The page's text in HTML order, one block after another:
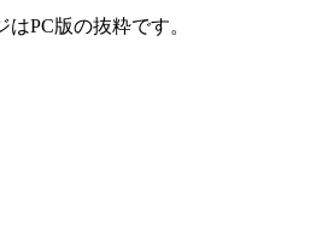
はPC版の抜粋です。